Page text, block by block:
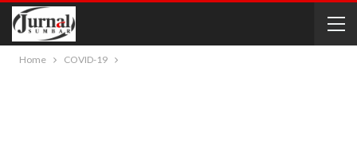
Home COVID-19